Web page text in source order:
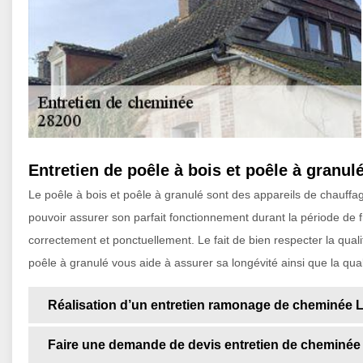
Entretien de poêle à bois et poêle à
Le poêle à bois et poêle à granulé sont des appareils de
pouvoir assurer son parfait fonctionnement durant la période
correctement et ponctuellement. Le fait de bien respecter la
poêle à granulé vous aide à assurer sa longévité ainsi que la
Réalisation d’un entretien ramonage de cheminée
Faire une demande de devis entretien de cheminée